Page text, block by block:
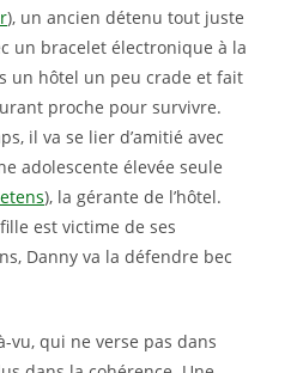
), un ancien détenu tout juste
un bracelet électronique à la
un hôtel un peu crade et fait
proche pour survivre.
il va se lier d’amitié avec
adolescente élevée seule
), la gérante de l’hôtel.
est victime de ses
Danny va la défendre bec
vu, qui ne verse pas dans